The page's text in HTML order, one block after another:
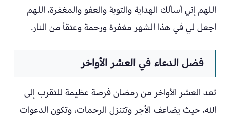
اللهم إني أسألك الهداية والتوبة والعفو والمغفرة، اللهم
اجعل لي في هذا الشهر مغفرة ورحمة وعتقاً من النار.
فضل الدعاء في العشر الأواخر
تعد العشر الأواخر من رمضان فرصة عظيمة للتقرب إلى
الله، حيث يضاعف الأجر وتتنزل الرحمات، وتكون الدعوات